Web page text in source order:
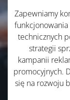
Zapewniamy
technicznych
strategii
kampanii
promocyjnych.
się na rozwoju